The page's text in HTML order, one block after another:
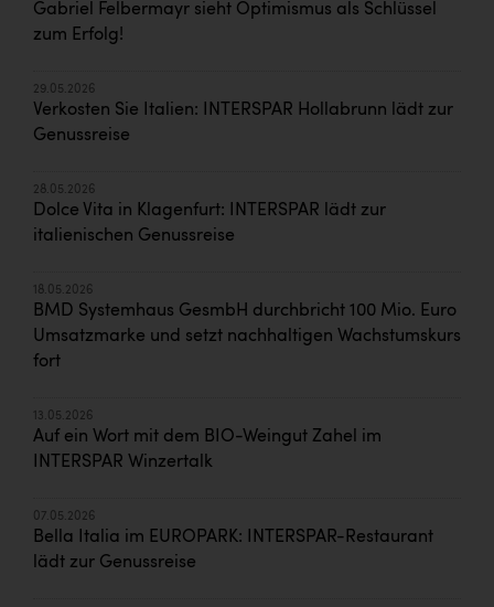
Gabriel Felbermayr sieht Optimismus als Schlüssel
zum Erfolg!
29.05.2026
Verkosten Sie Italien: INTERSPAR Hollabrunn lädt zur
Genussreise
28.05.2026
Dolce Vita in Klagenfurt: INTERSPAR lädt zur
italienischen Genussreise
18.05.2026
BMD Systemhaus GesmbH durchbricht 100 Mio. Euro
Umsatzmarke und setzt nachhaltigen Wachstumskurs
fort
13.05.2026
Auf ein Wort mit dem BIO-Weingut Zahel im
INTERSPAR Winzertalk
07.05.2026
Bella Italia im EUROPARK: INTERSPAR-Restaurant
lädt zur Genussreise